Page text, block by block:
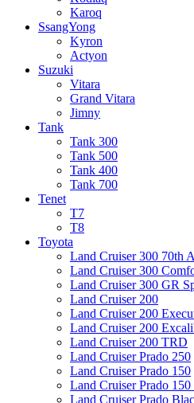
Karoq
SsangYong
Kyron
Actyon
Suzuki
Vitara
Grand Vitara
Jimny
Tank
Tank 300
Tank 500
Tank 400
Tank 700
Tenet
T7
T8
Toyota
Land Cruiser 300 70th
Land Cruiser 300
Land Cruiser 300 GR
Land Cruiser 200
Land Cruiser 200
Land Cruiser 200
Land Cruiser 200 TRD
Land Cruiser Prado 250
Land Cruiser Prado 150
Land Cruiser Prado 150
Land Cruiser Prado